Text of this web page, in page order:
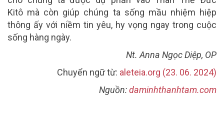
Kitô mà còn giúp chúng ta sống mầu nhiệm hiệp
thông ấy với niềm tin yêu, hy vọng ngay trong cuộc
sống hàng ngày.
Nt. Anna Ngọc Diệp, OP
Chuyển ngữ từ: aleteia.org (23. 06. 2024)
Nguồn:daminhthanhtam.com